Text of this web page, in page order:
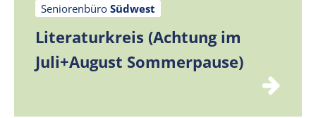
Seniorenbüro Südwest
Literaturkreis (Achtung im
Juli+August Sommerpause)